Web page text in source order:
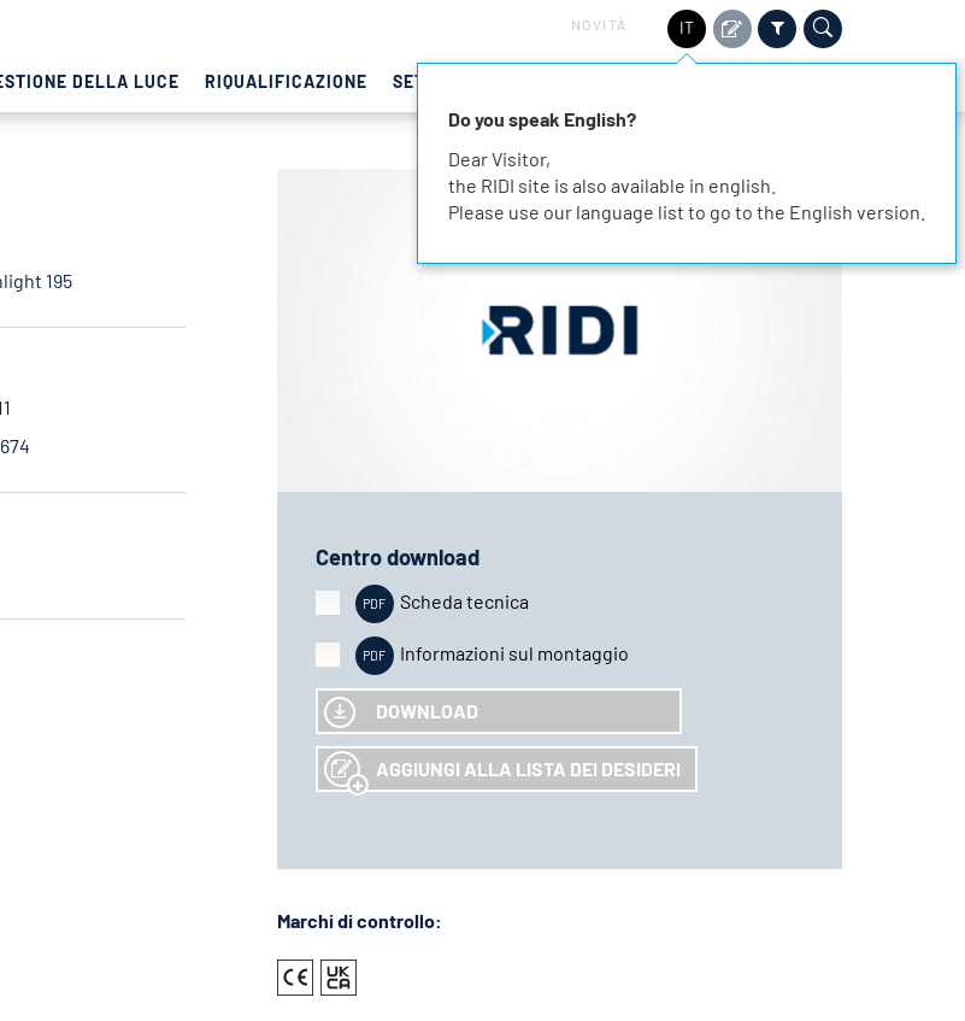
NOVITÀ IT
DELLA LUCE RIQUALIFICAZIONE SETTORI
195
Centro download
Scheda tecnica
Informazioni sul montaggio
DOWNLOAD
AGGIUNGI ALLA LISTA DEI DESIDERI
Marchi di controllo:
Do you speak English?
Dear Visitor,
the RIDI site is also available in english.
Please use our language list to go to the English version.